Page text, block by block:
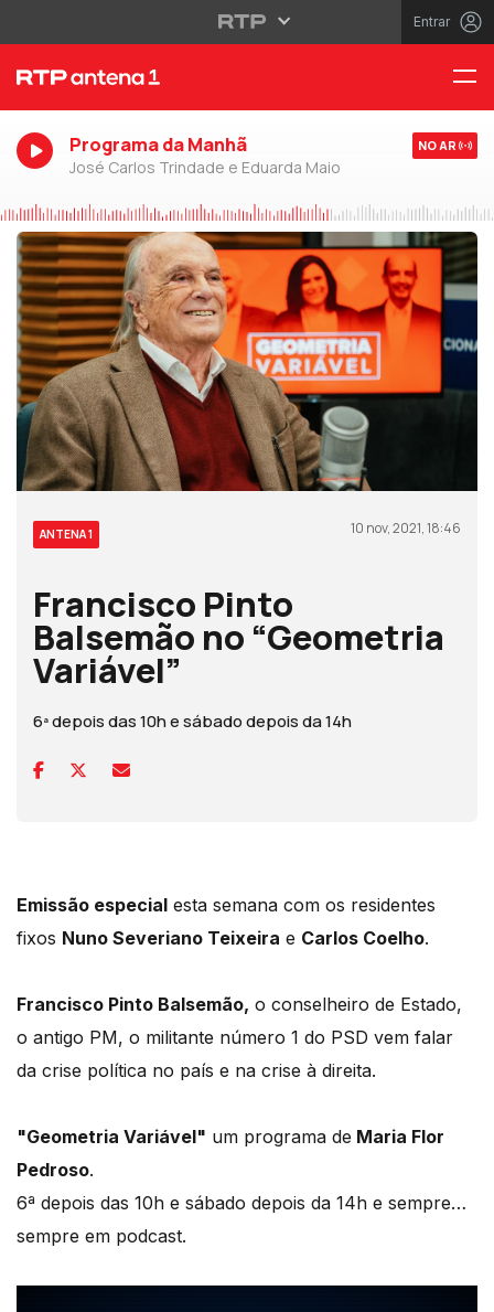
Entrar
Programa da Manhã
José Carlos Trindade e Eduarda Maio
NO AR
ANTENA 1 10 nov, 2021, 18:46
Francisco Pinto
Balsemão no “Geometria
Variável”
6ª depois das 10h e sábado depois da 14h
Emissão especial esta semana com os residentes
fixos Nuno Severiano Teixeira e Carlos Coelho.
Francisco Pinto Balsemão, o conselheiro de Estado,
o antigo PM, o militante número 1 do PSD vem falar
da crise política no país e na crise à direita.
"Geometria Variável" um programa de Maria Flor
Pedroso.
6ª depois das 10h e sábado depois da 14h e sempre…
sempre em podcast.